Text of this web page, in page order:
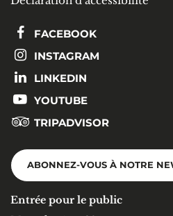
FACEBOOK
INSTAGRAM
LINKEDIN
YOUTUBE
TRIPADVISOR
ABONNEZ-VOUS À NOTRE
Entrée pour le public